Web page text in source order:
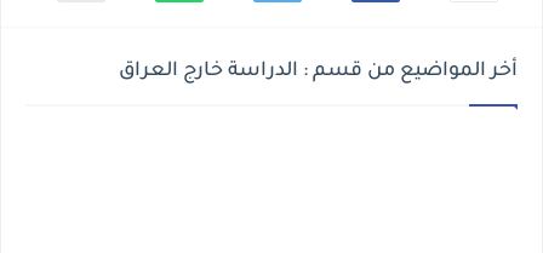
أخر المواضيع من قسم : الدراسة خارج العراق